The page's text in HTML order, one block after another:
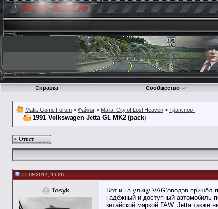
Справка Сообщество
Mafia-Game Forum > Файлы > Mafia: City of Lost Heaven > Транспорт
1991 Volkswagen Jetta GL MK2 (pack)
Ответ
11.09.2014, 16:28
Tosyk
Вот и на улицу VAG`оводов пришёл
надёжный и доступный автомобиль
китайской маркой FAW. Jetta также